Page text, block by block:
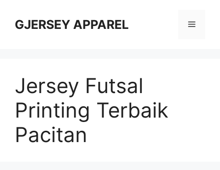
contentGJERSEY APPAREL Menu
Jersey Futsal
Printing Terbaik
Pacitan